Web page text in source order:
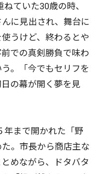
ていた30歳の時、
に見出され、舞台に
うけど、終わるとや
での真剣勝負で味わ
。「今でもセリフを
の幕が開く夢を見
まで開かれた「野
。市長から商店主な
めながら、ドタバタ